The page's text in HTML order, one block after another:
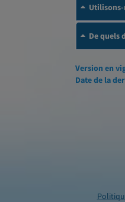
Utilisons-
De quels
Version en
Date de la